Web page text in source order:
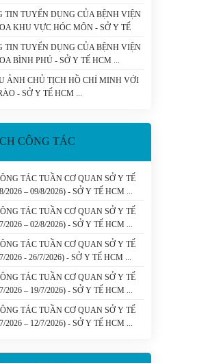
TIN TUYỂN DỤNG CỦA BỆNH VIỆN
KHU VỰC HÓC MÔN - SỞ Y TẾ
TIN TUYỂN DỤNG CỦA BỆNH VIỆN
BÌNH PHÚ - SỞ Y TẾ HCM
ẢNH CHỦ TỊCH HỒ CHÍ MINH VỚI
- SỞ Y TẾ HCM
CÔNG TÁC
TÁC TUẦN CƠ QUAN SỞ Y TẾ
2026 – 09/8/2026) - SỞ Y TẾ HCM
TÁC TUẦN CƠ QUAN SỞ Y TẾ
2026 – 02/8/2026) - SỞ Y TẾ HCM
TÁC TUẦN CƠ QUAN SỞ Y TẾ
2026 - 26/7/2026) - SỞ Y TẾ HCM
TÁC TUẦN CƠ QUAN SỞ Y TẾ
2026 – 19/7/2026) - SỞ Y TẾ HCM
TÁC TUẦN CƠ QUAN SỞ Y TẾ
2026 – 12/7/2026) - SỞ Y TẾ HCM